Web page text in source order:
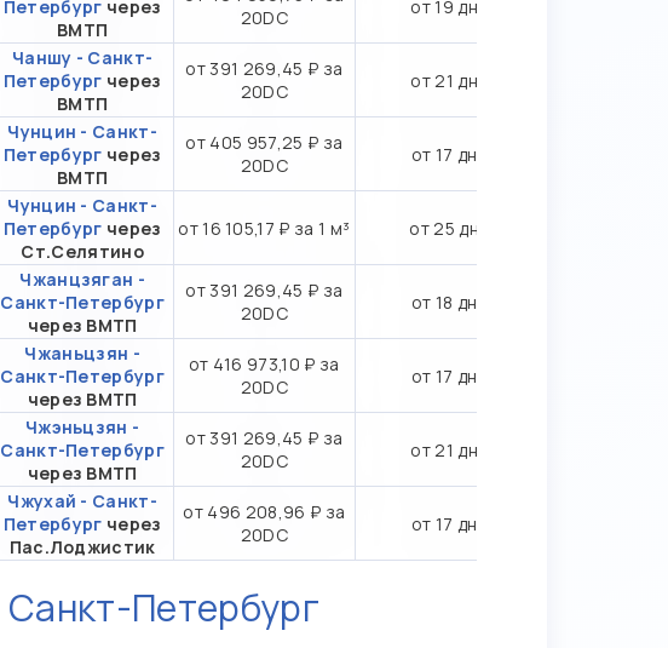
Петербург через
ВМТП
20DC
от 19 дн.
Чаншу - Санкт-
Петербург через
ВМТП
от 391 269,45 ₽ за
20DC
от 21 дн.
Чунцин - Санкт-
Петербург через
ВМТП
от 405 957,25 ₽ за
20DC
от 17 дн.
Чунцин - Санкт-
Петербург через
Ст.Селятино
от 16 105,17 ₽ за 1 м³ от 25 дн.
Чжанцзяган -
Санкт-Петербург
через ВМТП
от 391 269,45 ₽ за
20DC
от 18 дн.
Чжаньцзян -
Санкт-Петербург
через ВМТП
от 416 973,10 ₽ за
20DC
от 17 дн.
Чжэньцзян -
Санкт-Петербург
через ВМТП
от 391 269,45 ₽ за
20DC
от 21 дн.
Чжухай - Санкт-
Петербург через
Пас.Лоджистик
от 496 208,96 ₽ за
20DC
от 17 дн.
Санкт-Петербург